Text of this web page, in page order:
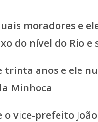
moradores e
do nível do Rio e
trinta anos e ele
Minhoca
vice-prefeito